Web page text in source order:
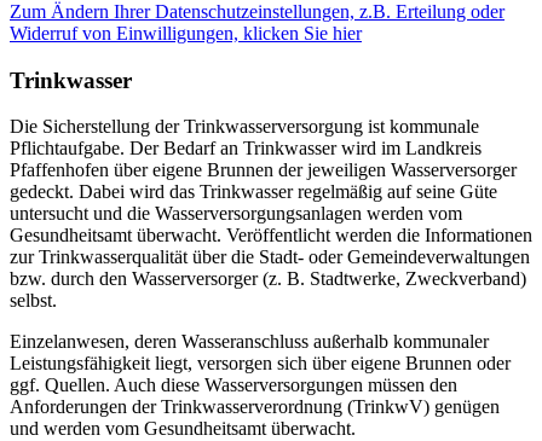
Zum Ändern Ihrer Datenschutzeinstellungen, z.B. Erteilung oder
Widerruf von Einwilligungen, klicken Sie hier
Trinkwasser
Die Sicherstellung der Trinkwasserversorgung ist kommunale
Pflichtaufgabe. Der Bedarf an Trinkwasser wird im Landkreis
Pfaffenhofen über eigene Brunnen der jeweiligen Wasserversorger
gedeckt. Dabei wird das Trinkwasser regelmäßig auf seine Güte
untersucht und die Wasserversorgungsanlagen werden vom
Gesundheitsamt überwacht. Veröffentlicht werden die Informationen
zur Trinkwasserqualität über die Stadt- oder Gemeindeverwaltungen
bzw. durch den Wasserversorger (z. B. Stadtwerke, Zweckverband)
selbst.
Einzelanwesen, deren Wasseranschluss außerhalb kommunaler
Leistungsfähigkeit liegt, versorgen sich über eigene Brunnen oder
ggf. Quellen. Auch diese Wasserversorgungen müssen den
Anforderungen der Trinkwasserverordnung (TrinkwV) genügen
und werden vom Gesundheitsamt überwacht.